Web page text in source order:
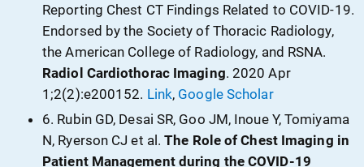
Reporting Chest CT Findings Related to COVID-19.
Endorsed by the Society of Thoracic Radiology,
the American College of Radiology, and RSNA.
Radiol Cardiothorac Imaging. 2020 Apr
1 ;2(2):e200152. Link, Google Scholar
6. Rubin GD, Desai SR, Goo JM, Inoue Y,Tomiyama
N, Ryerson CJ et al. The Role of Chest Imaging in
Patient Management during the COVID-19